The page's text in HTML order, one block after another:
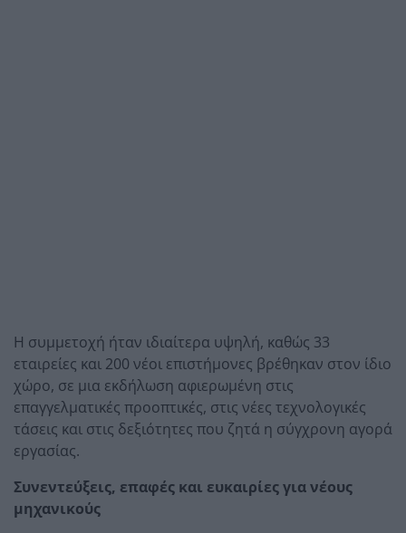
Η συμμετοχή ήταν ιδιαίτερα υψηλή, καθώς 33
εταιρείες και 200 νέοι επιστήμονες βρέθηκαν στον ίδιο
χώρο, σε μια εκδήλωση αφιερωμένη στις
επαγγελματικές προοπτικές, στις νέες τεχνολογικές
τάσεις και στις δεξιότητες που ζητά η σύγχρονη αγορά
εργασίας.
Συνεντεύξεις, επαφές και ευκαιρίες για νέους
μηχανικούς